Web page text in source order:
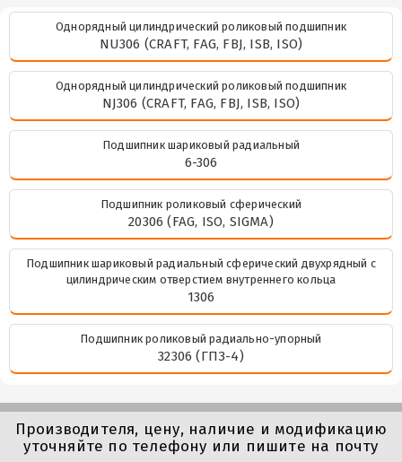
Однорядный цилиндрический роликовый подшипник
NU306 (CRAFT, FAG, FBJ, ISB, ISO)
Однорядный цилиндрический роликовый подшипник
NJ306 (CRAFT, FAG, FBJ, ISB, ISO)
Подшипник шариковый радиальный
6-306
Подшипник роликовый сферический
20306 (FAG, ISO, SIGMA)
Подшипник шариковый радиальный сферический двухрядный с
цилиндрическим отверстием внутреннего кольца
1306
Подшипник роликовый радиально-упорный
32306 (ГПЗ-4)
Производителя, цену, наличие и модификацию
уточняйте по телефону или пишите на почту